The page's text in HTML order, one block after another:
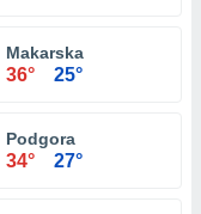
Makarska
36° 25°
Podgora
34° 27°